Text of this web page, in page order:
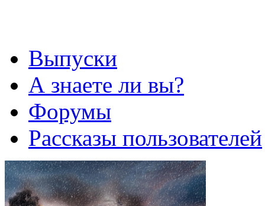
Выпуски
А знаете ли вы?
Форумы
Рассказы пользователей